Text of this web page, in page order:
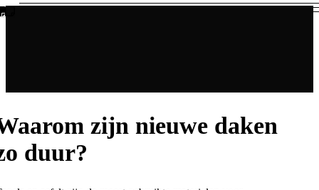
zijn nieuwe daken
duur?